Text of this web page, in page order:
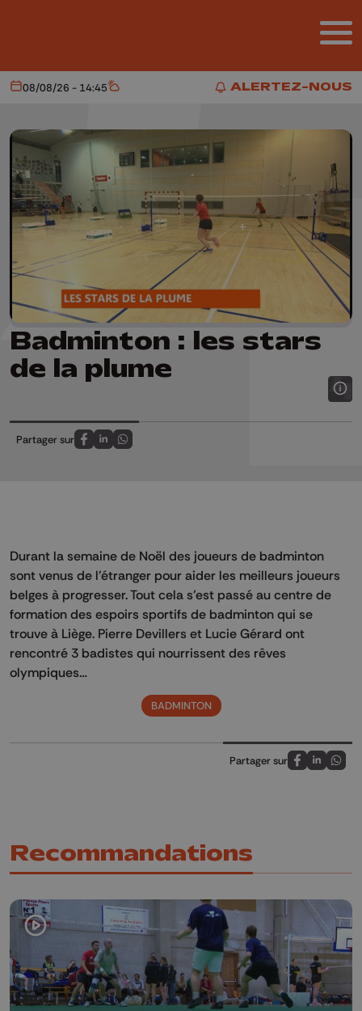
ALERTEZ-NOUS
ALERTEZ-NOUS
Aujourd'hui
08/08/26 - 14:45 Météo
Badminton : les stars
de la plume
Partager sur
Partagez sur FaceBook
Partagez sur LinkedIn
Partagez sur Whatsapp
Durant la semaine de Noël des joueurs de badminton
sont venus de l'étranger pour aider les meilleurs joueurs
belges à progresser. Tout cela s'est passé au centre de
formation des espoirs sportifs de badminton qui se
trouve à Liège. Pierre Devillers et Lucie Gérard ont
rencontré 3 badistes qui nourrissent des rêves
olympiques…
BADMINTON
Partager sur
Partagez sur
Partagez
Recommandations